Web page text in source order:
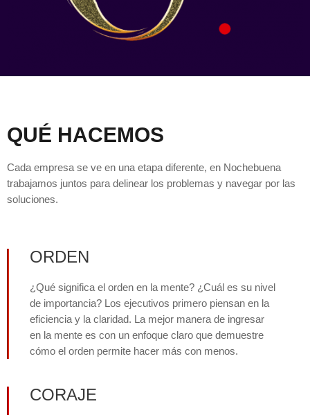
QUÉ HACEMOS
Cada empresa se ve en una etapa diferente, en Nochebuena
trabajamos juntos para delinear los problemas y navegar por las
soluciones.
ORDEN
¿Qué significa el orden en la mente? ¿Cuál es su nivel
de importancia? Los ejecutivos primero piensan en la
eficiencia y la claridad. La mejor manera de ingresar
en la mente es con un enfoque claro que demuestre
cómo el orden permite hacer más con menos.
CORAJE